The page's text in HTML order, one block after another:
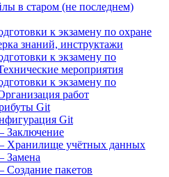
в старом (не последнем)
к экзамену по охране
знаний, инструктажи
к экзамену по
мероприятия
к экзамену по
работ
Git
Git
Заключение
Хранилище учётных данных
Замена
пакетов